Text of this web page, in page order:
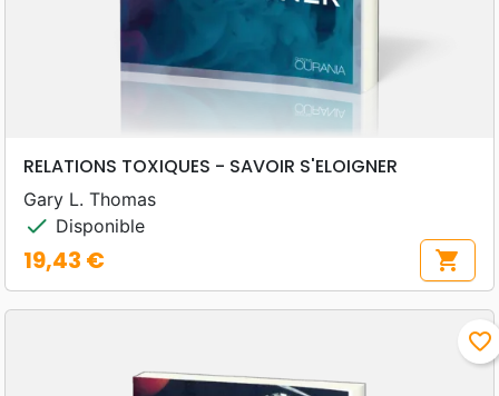
RELATIONS TOXIQUES - SAVOIR S'ELOIGNER
Gary L. Thomas
check Disponible
Prix
19,43 € shopping_cart
favorite_border